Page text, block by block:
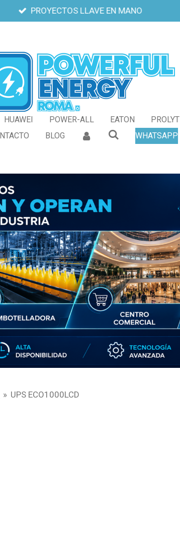
PROYECTOS LLAVE EN MANO
HUAWEI POWER-ALL EATON PROLYT
BLOG WHATSAPP
» UPS ECO1000LCD